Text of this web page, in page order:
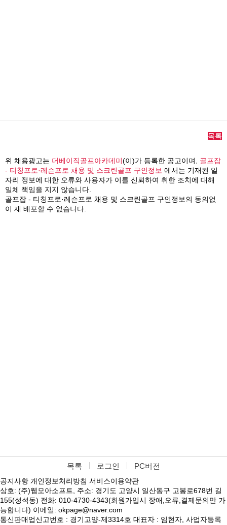
목록
위 채용광고는 더베이직골프아카데미(이)가 등록한 공고이며, 골프잡
- 티칭프로·레슨프로 채용 및 스크린골프 구인정보 에서는 기재된 일
자리 정보에 대한 오류와 사용자가 이를 신뢰하여 취한 조치에 대해
일체 책임을 지지 않습니다.
골프잡 - 티칭프로·레슨프로 채용 및 스크린골프 구인정보의 동의없
이 재 배포할 수 없습니다.
목록 로그인 PC버전
공지사항 개인정보처리방침 서비스이용약관
상호: (주)웹모아소프트, 주소: 경기도 고양시 일산동구 고봉로678번 길
155(성석동) 전화: 010-4730-4343(회원가입시 장애,오류,결제문의만 가
능합니다) 이메일: okpage@naver.com
통신판매업신고번호 : 경기고양-제3314호 대표자 : 임현자, 사업자등록